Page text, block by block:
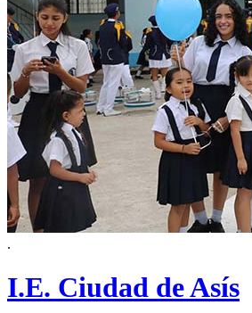
.
I.E. Ciudad de Asís